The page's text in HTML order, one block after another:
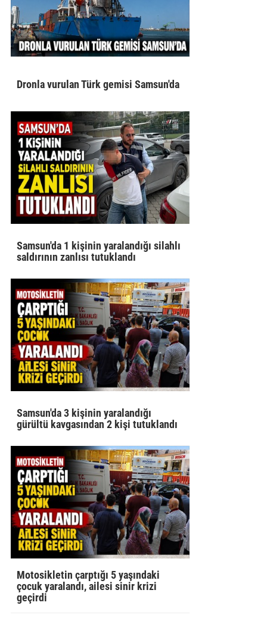
Dronla vurulan Türk gemisi Samsun'da
Samsun'da 1 kişinin yaralandığı silahlı
saldırının zanlısı tutuklandı
Samsun'da 3 kişinin yaralandığı
gürültü kavgasından 2 kişi tutuklandı
Motosikletin çarptığı 5 yaşındaki
çocuk yaralandı, ailesi sinir krizi
geçirdi